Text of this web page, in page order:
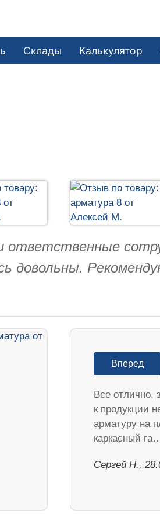
Склады Калькулятор
ответственные
довольны.
Вперед
Все отлично,
к продукции
арматуру на
каркасный
Сергей Н.,